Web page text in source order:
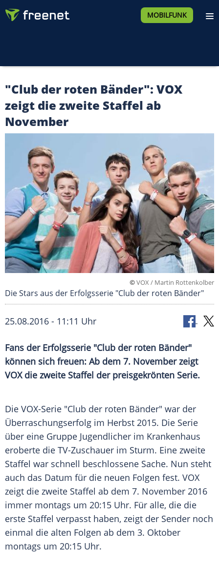
MOBILFUNK
"Club der roten Bänder": VOX
zeigt die zweite Staffel ab
November
©VOX / Martin Rottenkolber
Die Stars aus der Erfolgsserie "Club der roten Bänder"
25.08.2016 - 11:11 Uhr
Fans der Erfolgsserie "Club der roten Bänder"
können sich freuen: Ab dem 7. November zeigt
VOX die zweite Staffel der preisgekrönten Serie.
Die VOX-Serie "Club der roten Bänder" war der
Überraschungserfolg im Herbst 2015. Die Serie
über eine Gruppe Jugendlicher im Krankenhaus
eroberte die TV-Zuschauer im Sturm. Eine zweite
Staffel war schnell beschlossene Sache. Nun steht
auch das Datum für die neuen Folgen fest. VOX
zeigt die zweite Staffel ab dem 7. November 2016
immer montags um 20:15 Uhr. Für alle, die die
erste Staffel verpasst haben, zeigt der Sender noch
einmal die alten Folgen ab dem 3. Oktober
montags um 20:15 Uhr.